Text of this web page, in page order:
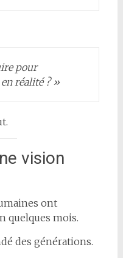
pour
réalité ? »
vision
ont
quelques mois.
des générations.